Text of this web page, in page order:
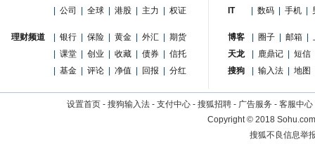
公司 全球 港股 主力 权证
理财频道 银行 保险 黄金 外汇
期货
课堂 创业 收藏 债券
信托
基金 评论 净值 回报 分红
IT
数码 手机
博客 圈子 邮箱
天龙
鹿鼎记
短信
搜狗
输入法 地图
设置首页 - 搜狗输入法 - 支付中心 - 搜狐招聘 - 广告服务 - 客服中心
Copyright©2018
搜狐不良信息举